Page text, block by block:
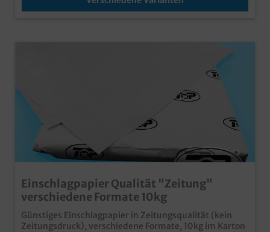
Einschlagpapier Qualität "Zeitung"
verschiedene Formate 10kg
Günstiges Einschlagpapier in Zeitungsqualität (kein
Zeitungsdruck), verschiedene Formate, 10kg im Karton